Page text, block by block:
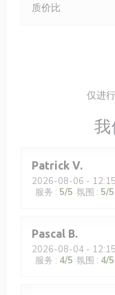
我
Patrick V
2026-08-06 -
服务 : 5/5 氛围 : 5/5
Pascal B
2026-08-04 -
服务 : 4/5 氛围 : 4/5
质价比
仅进